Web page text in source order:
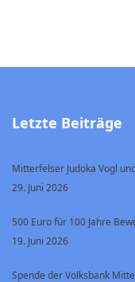
Letzte Beiträge
Mitterfelser Judoka Vogl
29. Juni 2026
500 Euro für 100 Jahre
19. Juni 2026
Spende der Volksbank